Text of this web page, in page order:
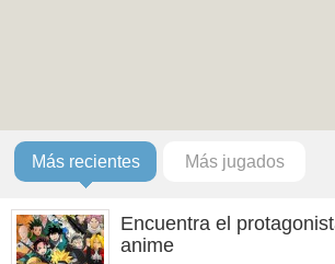
Más recientes Más jugados
Encuentra el
anime